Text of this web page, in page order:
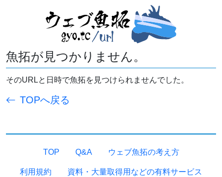
魚拓が見つかりません。
そのURLと日時で魚拓を見つけられませんでした。
TOPへ戻る
TOP Q&A ウェブ魚拓の考え方
利用規約 資料・大量取得用などの有料サービス